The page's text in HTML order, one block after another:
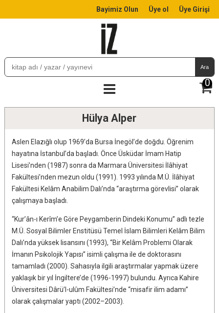
Bayimiz Olun Üye ol Üye Girişi
Ara
0
Hülya Alper
Aslen Elazığlı olup 1969’da Bursa İnegöl’de doğdu. Öğrenim
hayatına İstanbul’da başladı. Önce Üsküdar İmam Hatip
Lisesi’nden (1987) sonra da Marmara Üniversitesi İlâhiyat
Fakültesi’nden mezun oldu (1991). 1993 yılında M.Ü. İlâhiyat
Fakültesi Kelâm Anabilim Dalı’nda “araştırma görevlisi” olarak
çalışmaya başladı.
“Kur’ân-ı Kerîm’e Göre Peygamberin Dindeki Konumu” adlı tezle
M.Ü. Sosyal Bilimler Enstitüsü Temel İslam Bilimleri Kelâm Bilim
Dalı’nda yüksek lisansını (1993), “Bir Kelâm Problemi Olarak
İmanın Psikolojik Yapısı” isimli çalışma ile de doktorasını
tamamladı (2000). Sahasıyla ilgili araştırmalar yapmak üzere
yaklaşık bir yıl İngiltere’de (1996-1997) bulundu. Ayrıca Kahire
Üniversitesi Dârü’l-ulûm Fakültesi’nde “misafir ilim adamı”
olarak çalışmalar yaptı (2002–2003).